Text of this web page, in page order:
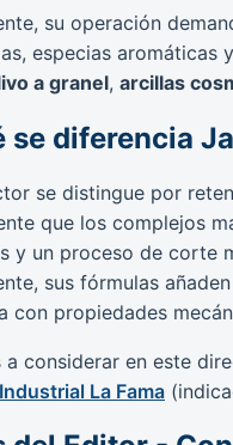
su operación
especias aromáticas
a granel, arcillas
se diferencia
se distingue por
que los complejos
y un proceso de corte
sus fórmulas
con propiedades
a considerar en este
Industrial La Fama